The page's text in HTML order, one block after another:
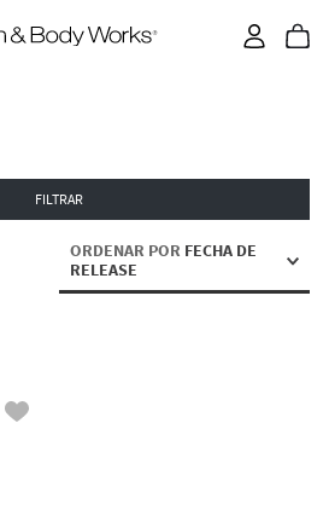
FILTRAR
ORDENAR POR FECHA DE
RELEASE